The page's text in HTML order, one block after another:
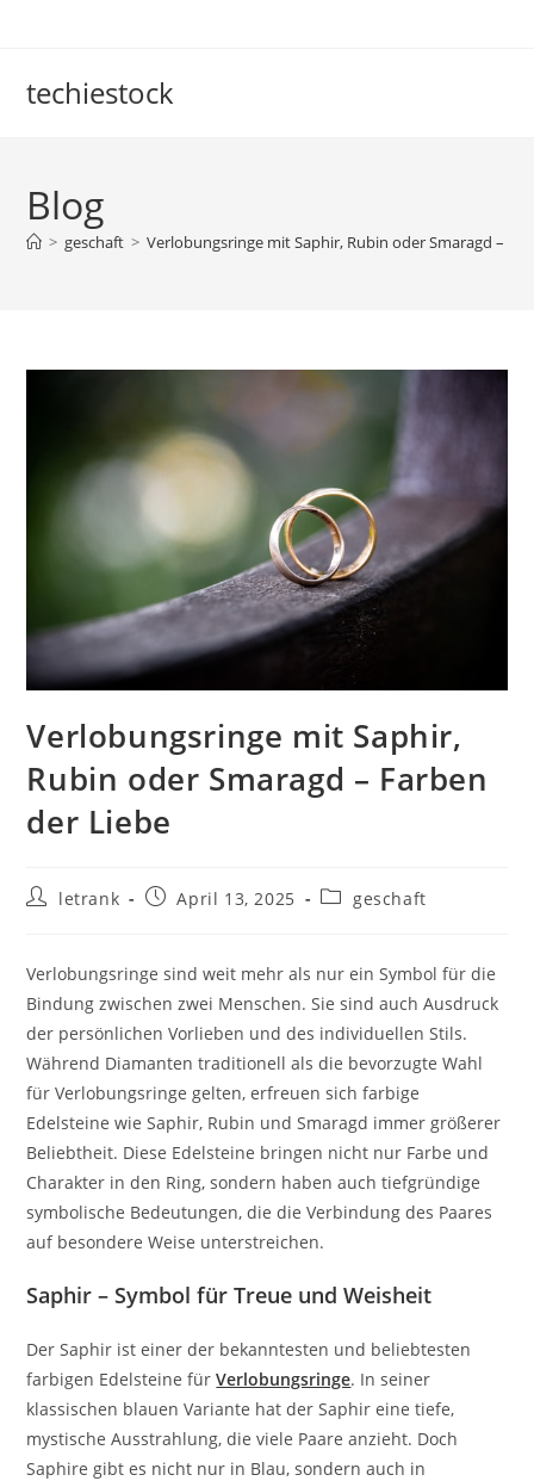
techiestock
Blog
> geschaft > Verlobungsringe mit Saphir, Rubin oder Smaragd –
Verlobungsringe mit Saphir,
Rubin oder Smaragd – Farben
der Liebe
Postletrank
PostApril 13, 2025
Postgeschaft
Verlobungsringe sind weit mehr als nur ein Symbol für die
Bindung zwischen zwei Menschen. Sie sind auch Ausdruck
der persönlichen Vorlieben und des individuellen Stils.
Während Diamanten traditionell als die bevorzugte Wahl
für Verlobungsringe gelten, erfreuen sich farbige
Edelsteine wie Saphir, Rubin und Smaragd immer größerer
Beliebtheit. Diese Edelsteine bringen nicht nur Farbe und
Charakter in den Ring, sondern haben auch tiefgründige
symbolische Bedeutungen, die die Verbindung des Paares
auf besondere Weise unterstreichen.
Saphir – Symbol für Treue und Weisheit
Der Saphir ist einer der bekanntesten und beliebtesten
farbigen Edelsteine fürVerlobungsringe. In seiner
klassischen blauen Variante hat der Saphir eine tiefe,
mystische Ausstrahlung, die viele Paare anzieht. Doch
Saphire gibt es nicht nur in Blau, sondern auch in